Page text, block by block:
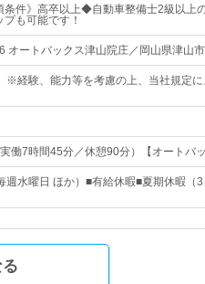
条件》高卒以上◆自動車整備士2級以上
も可能です！
オートバックス津山院庄／岡山県津山
※経験、能力等を考慮の上、当社規定
実働7時間45分／休憩90分）【オートバ
週水曜日 ほか）■有給休暇■夏期休暇（